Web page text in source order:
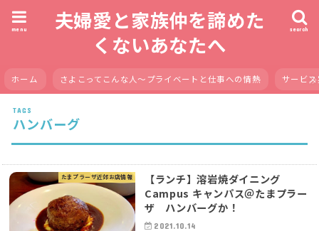
夫婦愛と家族仲を諦めた
くないあなたへ
search
menu
ホーム さよこってこんな人〜プライベートと仕事への情熱 サービ
ハンバーグ
たまプラーザ近郊お店情報
【ランチ】溶岩焼ダイニング
Campus キャンパス＠たまプラー
ザ ハンバーグか！
2021.10.14